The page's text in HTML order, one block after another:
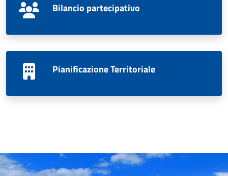
Bilancio partecipativo
Pianificazione Territoriale